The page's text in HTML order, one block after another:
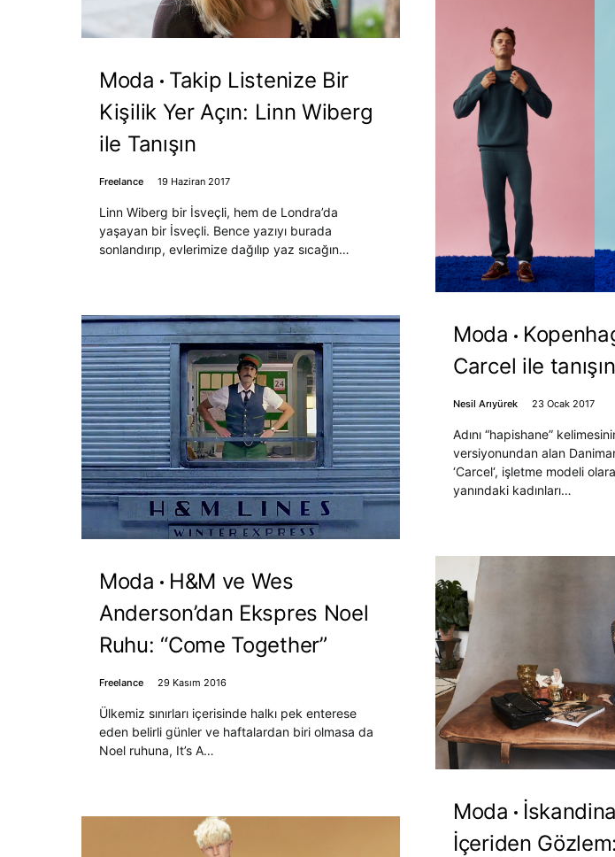
Moda
Takip Listenize Bir
Kişilik Yer Açın: Linn Wiberg
ile Tanışın
Freelance 19 Haziran 2017
Linn Wiberg bir İsveçli, hem de Londra’da
yaşayan bir İsveçli. Bence yazıyı burada
sonlandırıp, evlerimize dağılıp yaz sıcağın…
Moda
H&M ve Wes
Anderson’dan Ekspres Noel
Ruhu: “Come Together”
Freelance 29 Kasım 2016
Ülkemiz sınırları içerisinde halkı pek enterese
eden belirli günler ve haftalardan biri olmasa da
Noel ruhuna, It’s A…
Moda
Carcel ile tanışın
Nesil Arıyürek 23 Ocak 2017
Adını “hapishane”
versiyonundan alan
‘Carcel‘, işletme modeli
yanındaki kadınları…
Moda
İçeriden